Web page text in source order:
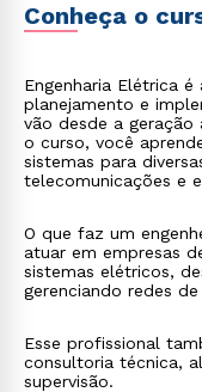
Conheça o
Engenharia Elétrica
planejamento e
vão desde a geração
o curso, você
sistemas para
telecomunicações e
O que faz um
atuar em empresas
sistemas elétricos,
gerenciando redes de
Esse profissional
consultoria técnica,
supervisão.